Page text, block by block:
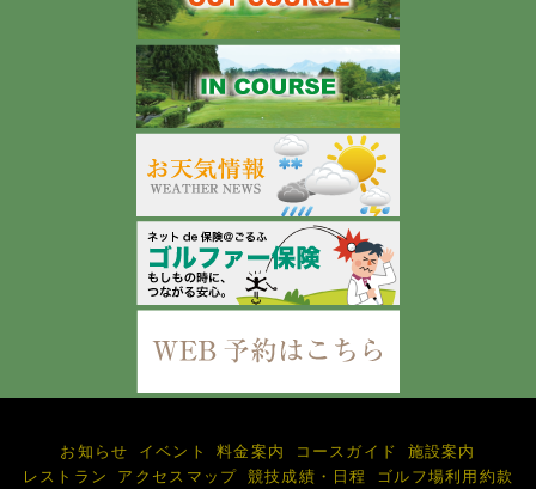
お知らせ イベント 料金案内 コースガイド
施設案内
レストラン
アクセスマップ 競技成績・日程
ゴルフ場利用約款